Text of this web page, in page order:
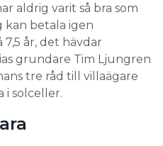
aldrig varit så bra som
kan betala igen
år, det hävdar
grundare Tim Ljungren
tre råd till villaägare
i solceller.